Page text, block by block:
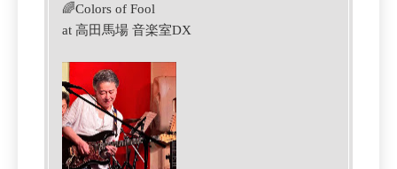
🌈Colors of Fool
at 高田馬場 音楽室DX